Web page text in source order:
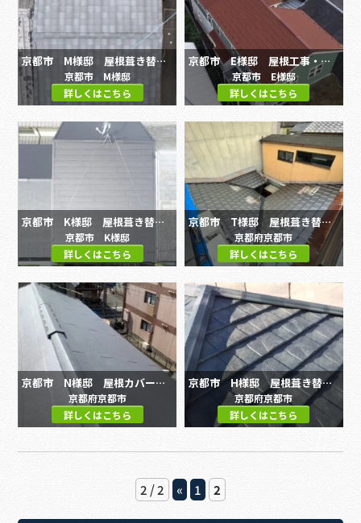
京都市 M様邸 屋根葺き替え工事
京都市 M様邸
詳しくはこちら
京都市 E様邸 屋根工事・外壁塗装工事
京都市 E様邸
詳しくはこちら
京都市 K様邸 屋根葺き替え工事
京都市 K様邸
詳しくはこちら
京都市 T様邸 屋根葺き替え工事
京都府京都市
詳しくはこちら
京都市 N様邸 屋根カバー工法
京都府京都市
詳しくはこちら
京都市 H様邸 屋根葺き替え工事
京都府京都市
詳しくはこちら
2 / 2 « 1 2